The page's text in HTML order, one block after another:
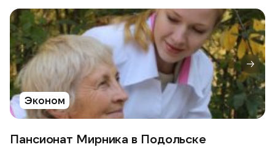
Эконом
Пансионат Мирника в Подольске